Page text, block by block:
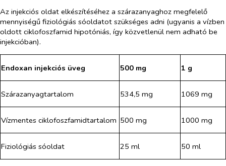
Az injekciós oldat elkészítéséhez a szárazanyaghoz megfelelő
mennyiségű fiziológiás sóoldatot szükséges adni (ugyanis a vízben
oldott ciklofoszfamid hipotóniás, így közvetlenül nem adható be
injekcióban).
Endoxan injekciós üveg 500 mg 1 g
Szárazanyagtartalom 534,5 mg 1069 mg
Vízmentes ciklofoszfamidtartalom 500 mg 1000 mg
Fiziológiás sóoldat 25 ml 50 ml